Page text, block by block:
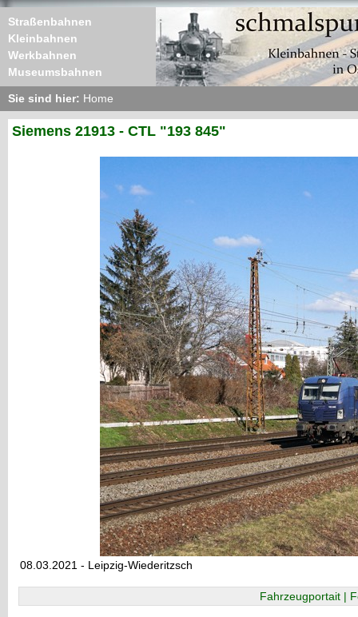
Straßenbahnen
Kleinbahnen
Werkbahnen
Museumsbahnen
Sie sind hier: Home
Siemens 21913 - CTL "193 845"
08.03.2021 - Leipzig-Wiederitzsch
Fahrzeugportait |